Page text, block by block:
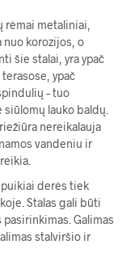
rėmai metaliniai,
nuo korozijos, o
šie stalai, yra ypač
ypač
– tuo
lauko baldų.
nereikalauja
vandeniu ir
derės tiek
Stalas gali būti
Galimas
stalviršio ir